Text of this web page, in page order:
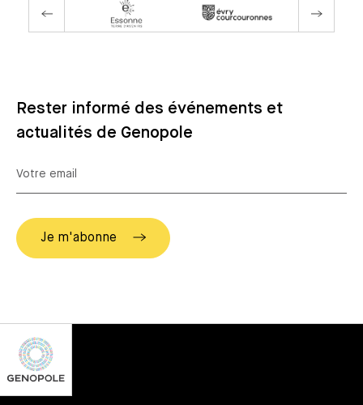
Rester informé des événements et
actualités de Genopole